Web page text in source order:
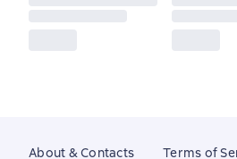
About & Contacts Terms of